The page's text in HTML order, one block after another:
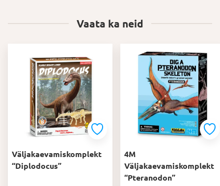
Vaata ka neid
Väljakaevamiskomplekt
“Diplodocus”
4M
Väljakaevamiskomplekt
“Pteranodon”